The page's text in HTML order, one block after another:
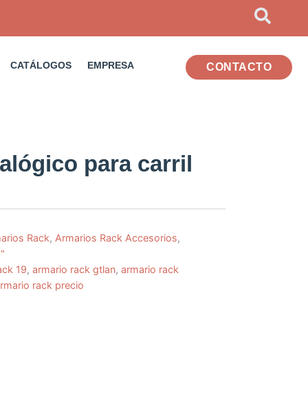
CATÁLOGOS EMPRESA CONTACTO
para carril
Rack, Armarios Rack Accesorios,
19, armario rack gtlan, armario rack
rack precio